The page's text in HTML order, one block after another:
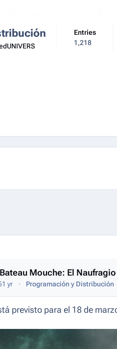
Entries
1,218
Mouche: El
1 yr Programación y Distribución
previsto para el 18 de